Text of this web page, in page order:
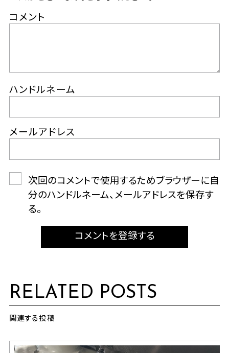
コメント
ハンドルネーム
メールアドレス
次回のコメントで使用するためブラウザーに自
分のハンドルネーム、メールアドレスを保存す
る。
コメントを登録する
RELATED POSTS
関連する投稿